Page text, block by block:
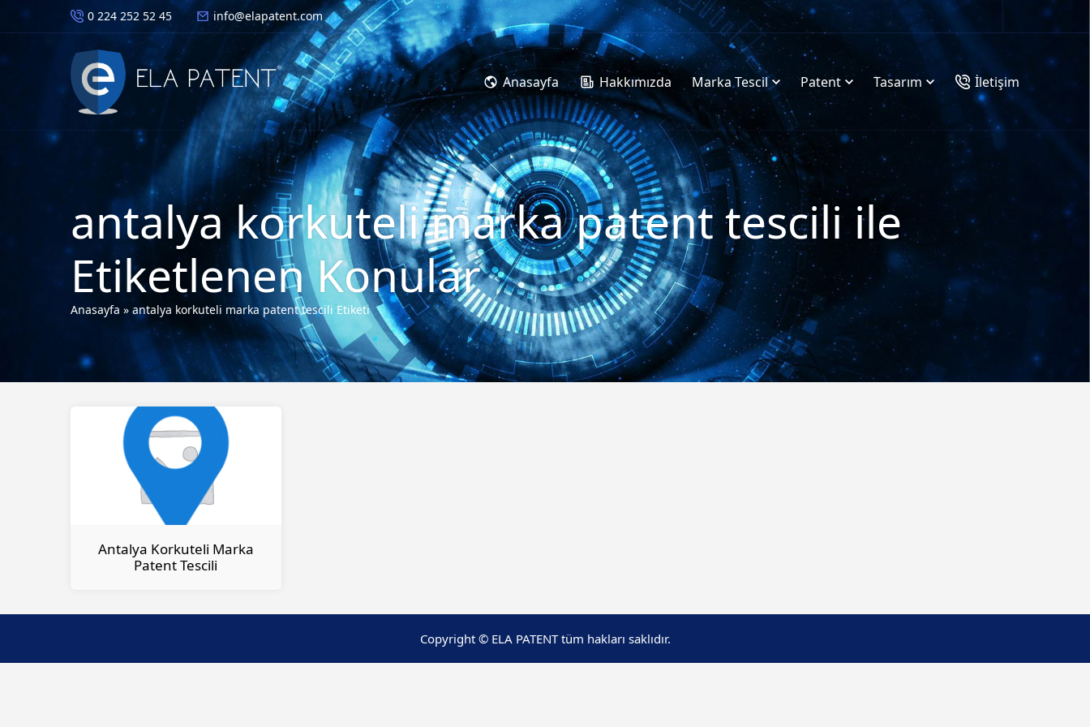
0 224 252 52 45 info@elapatent.com
Anasayfa Hakkımızda Marka Tescil Patent Tasarım İletişim
antalya korkuteli marka patent tescili ile
Etiketlenen Konular
Anasayfa » antalya korkuteli marka patent tescili Etiketi
Antalya Korkuteli Marka
Patent Tescili
Copyright © ELA PATENT tüm hakları saklıdır.